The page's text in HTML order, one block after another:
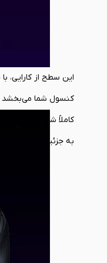
کاملاً شخصی‌سازی
به جزئیات و